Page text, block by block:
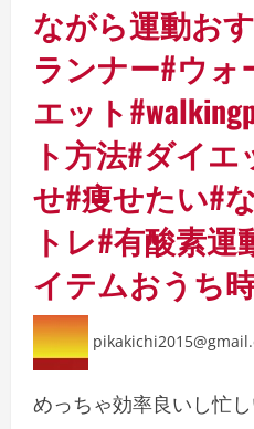
ながら運動お
ランナー#ウォ
エット
ト方法#ダイ
せ#痩せたい#
トレ#有酸素
イテムおうち
めっちゃ効率良いし忙